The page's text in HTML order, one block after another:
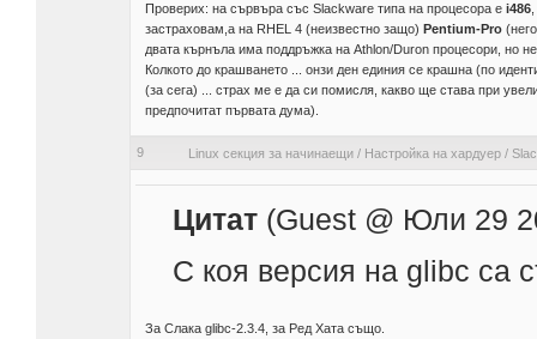
Проверих: на сървъра със Slackware типа на процесора е i486,
застраховам,а на RHEL 4 (неизвестно защо) Pentium-Pro
двата кърнъла има поддръжка на Athlon/Duron процесори, но
Колкото до крашването ... онзи ден единия се крашна (по
(за сега) ... страх ме е да си помисля, какво ще става при
предпочитат първата дума).
9 Linux секция за начинаещи/ Настройка на хардуер/
Цитат(Guest @ Юли 29
С коя версия на glibc са
За Слака glibc-2.3.4, за Ред Хата също.